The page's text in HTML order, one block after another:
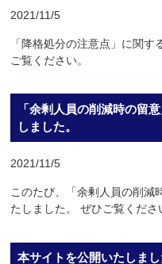
2021/11/5
「降格処分の注意点」に関
ご覧ください。
「余剰人員の削減時の留
しました。
2021/11/5
このたび、「余剰人員の削減
たしました。 ぜひご覧くださ
本サイトを公開いたしまし